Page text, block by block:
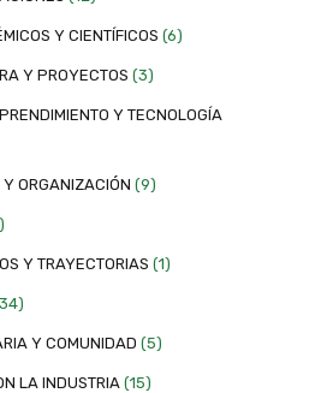
Y CIENTÍFICOS (6)
Y PROYECTOS (3)
Y TECNOLOGÍA
ORGANIZACIÓN (9)
Y TRAYECTORIAS (1)
Y COMUNIDAD (5)
LA INDUSTRIA (15)